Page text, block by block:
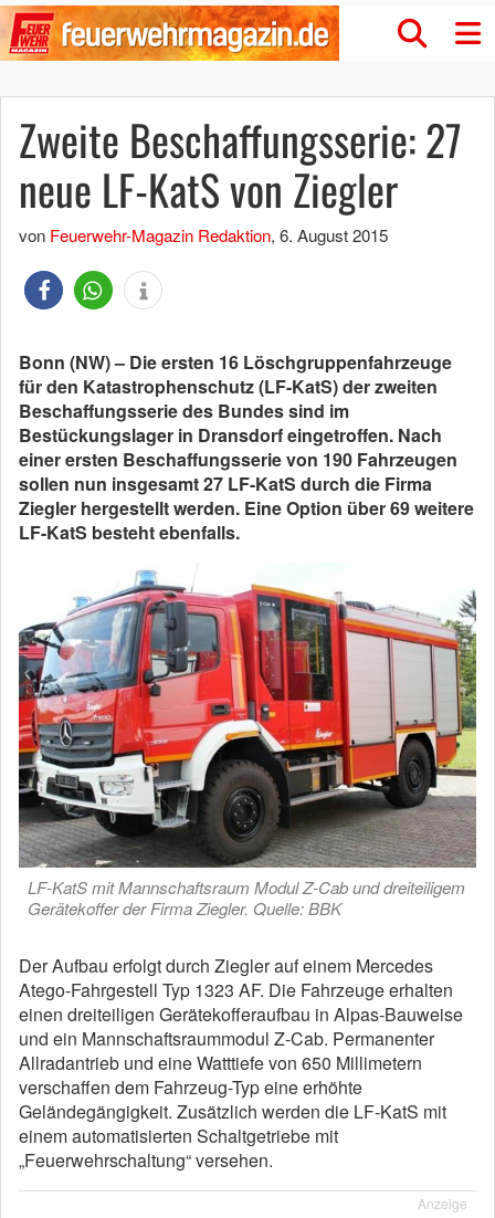
Zweite Beschaffungsserie: 27
neue LF-KatS von Ziegler
von Feuerwehr-Magazin Redaktion, 6. August 2015
Bonn (NW) – Die ersten 16 Löschgruppenfahrzeuge
für den Katastrophenschutz (LF-KatS) der zweiten
Beschaffungsserie des Bundes sind im
Bestückungslager in Dransdorf eingetroffen. Nach
einer ersten Beschaffungsserie von 190 Fahrzeugen
sollen nun insgesamt 27 LF-KatS durch die Firma
Ziegler hergestellt werden. Eine Option über 69 weitere
LF-KatS besteht ebenfalls.
LF-KatS mit Mannschaftsraum Modul Z-Cab und dreiteiligem
Gerätekoffer der Firma Ziegler. Quelle: BBK
Der Aufbau erfolgt durch Ziegler auf einem Mercedes
Atego-Fahrgestell Typ 1323 AF. Die Fahrzeuge erhalten
einen dreiteiligen Gerätekofferaufbau in Alpas-Bauweise
und ein Mannschaftsraummodul Z-Cab. Permanenter
Allradantrieb und eine Watttiefe von 650 Millimetern
verschaffen dem Fahrzeug-Typ eine erhöhte
Geländegängigkeit. Zusätzlich werden die LF-KatS mit
einem automatisierten Schaltgetriebe mit
„Feuerwehrschaltung“ versehen.
Anzeige